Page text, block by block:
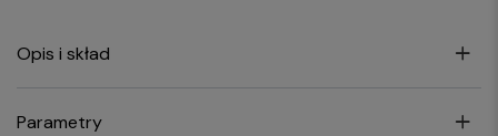
Opis i skład
Parametry